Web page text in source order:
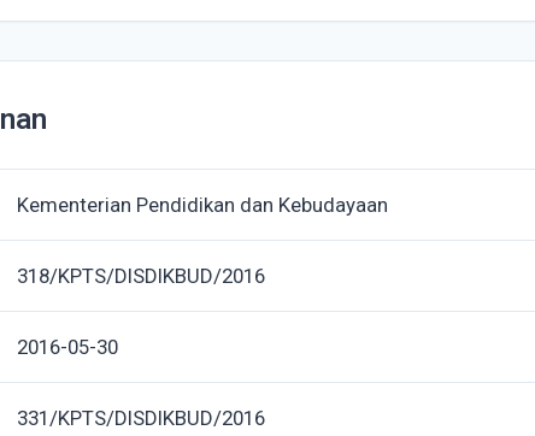
Kementerian Pendidikan dan Kebudayaan
318/KPTS/DISDIKBUD/2016
2016-05-30
331/KPTS/DISDIKBUD/2016